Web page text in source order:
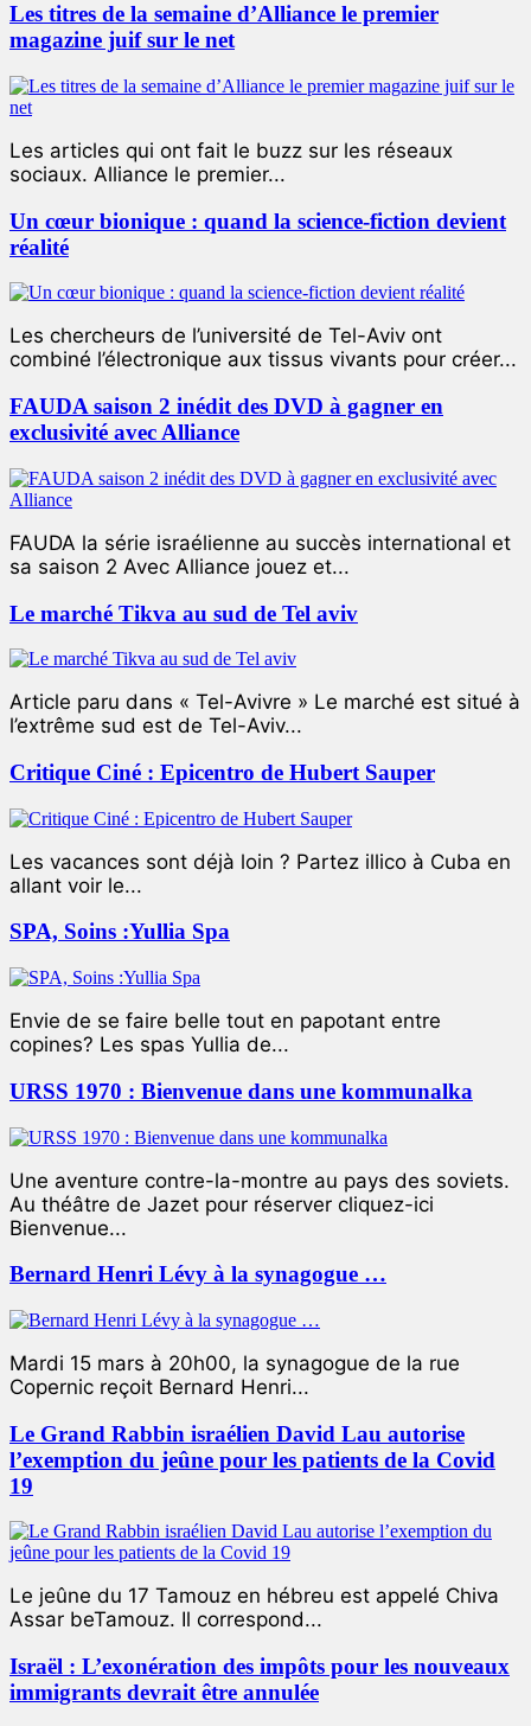
Les titres de la semaine d’Alliance le premier
magazine juif sur le net
Les articles qui ont fait le buzz sur les réseaux
sociaux. Alliance le premier...
Un cœur bionique : quand la science-fiction devient
réalité
Les chercheurs de l’université de Tel-Aviv ont
combiné l’électronique aux tissus vivants pour créer...
FAUDA saison 2 inédit des DVD à gagner en
exclusivité avec Alliance
FAUDA la série israélienne au succès international et
sa saison 2 Avec Alliance jouez et...
Le marché Tikva au sud de Tel aviv
Article paru dans « Tel-Avivre » Le marché est situé à
l’extrême sud est de Tel-Aviv...
Critique Ciné : Epicentro de Hubert Sauper
Les vacances sont déjà loin ? Partez illico à Cuba en
allant voir le...
SPA, Soins :Yullia Spa
Envie de se faire belle tout en papotant entre
copines? Les spas Yullia de...
URSS 1970 : Bienvenue dans une kommunalka
Une aventure contre-la-montre au pays des soviets.
Au théâtre de Jazet pour réserver cliquez-ici
Bienvenue...
Bernard Henri Lévy à la synagogue …
Mardi 15 mars à 20h00, la synagogue de la rue
Copernic reçoit Bernard Henri...
Le Grand Rabbin israélien David Lau autorise
l’exemption du jeûne pour les patients de la Covid
19
Le jeûne du 17 Tamouz en hébreu est appelé Chiva
Assar beTamouz. Il correspond...
Israël : L’exonération des impôts pour les nouveaux
immigrants devrait être annulée